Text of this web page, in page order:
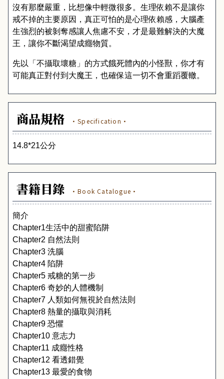
沒有那麼嚴重，比想像中輕微很多。生理依賴不是讓你
戒不掉的主要原因，真正可怕的是心理依賴感，大腦產
生強烈的被剝奪感讓人焦慮不安，才是最難解決的大魔
王，讓你不斷渴望成癮物質。
先以「不攝取壞糖」的方式餓死體內的小怪獸，你才有
可能真正對付到大魔王，也確保這一切不會重蹈覆轍。
商品規格 ·Specification·
14.8*21公分
書籍目錄 ·Book Catalogue·
簡介
Chapter1生活中的甜蜜陷阱
Chapter2 自然法則
Chapter3 洗腦
Chapter4 陷阱
Chapter5 戒糖的第一步
Chapter6 奇妙的人體機制
Chapter7 人類如何無視於自然法則
Chapter8 熱量的攝取與消耗
Chapter9 恐懼
Chapter10 意志力
Chapter11 成癮性格
Chapter12 看透錯覺
Chapter13 最愛的食物